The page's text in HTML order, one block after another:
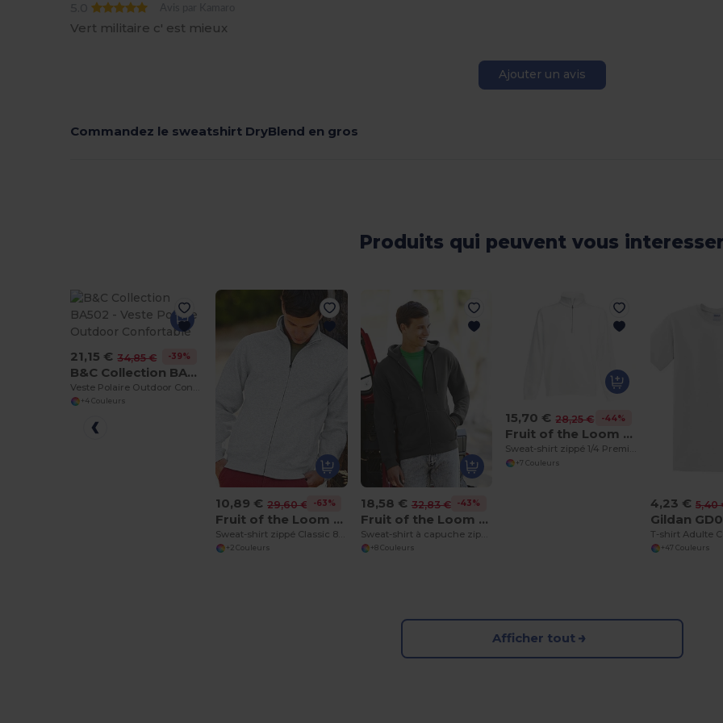
5.0
Vert militaire c' est mieux
Ajouter un avis
Commandez le sweatshirt DryBlend en gros
Produits qui peuvent vous
21,15 € 34,85 € -39%
B&C Collection BA502
+4 Couleurs
10,89 € 29,60 € -63%
Fruit of the Loom SS226
+2 Couleurs
18,58 € 32,83 € -43%
Fruit of the Loom SS822
Sweat-shirt à capuche zippé Premium 70/30
+8 Couleurs
15,70 € 28,25 € -44%
Fruit of the Loom SS830
+7 Couleurs
4,23 € 5,40
Gildan
+47 Couleurs
Afficher tout